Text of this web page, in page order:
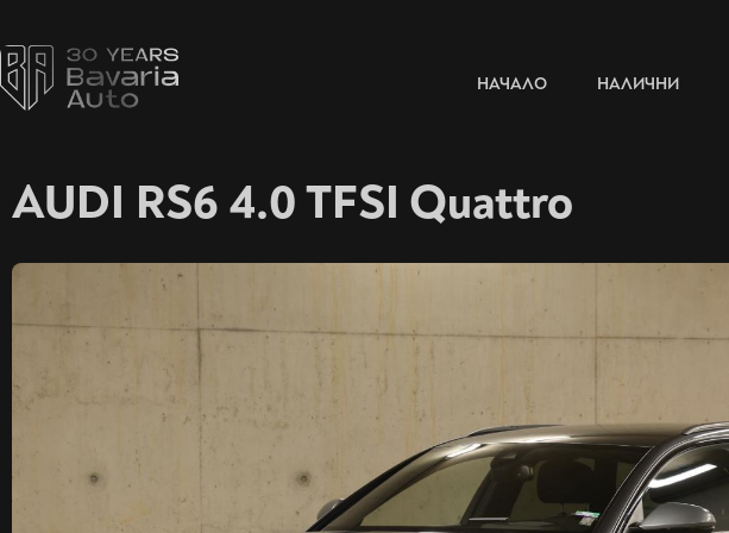
НАЧАЛО НАЛИЧНИ
AUDI RS6 4.0 TFSI Quattro